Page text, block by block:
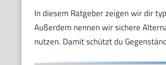
In diesem Ratgeber zeigen wir dir
Außerdem nennen wir sichere
nutzen. Damit schützt du